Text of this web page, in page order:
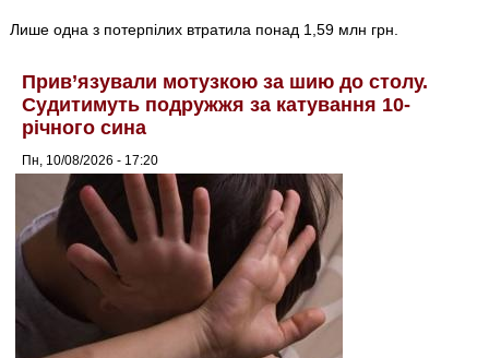
Лише одна з потерпілих втратила понад 1,59 млн грн.
Прив’язували мотузкою за шию до столу.
Судитимуть подружжя за катування 10-
річного сина
Пн, 10/08/2026 - 17:20